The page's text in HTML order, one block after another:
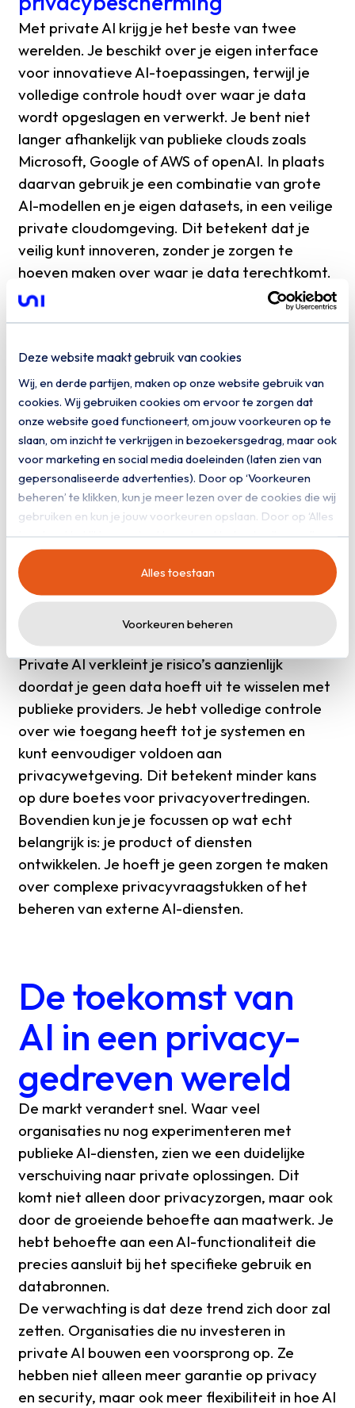
Deze website maakt gebruik van cookies
Wij, en derde partijen, maken op onze website gebruik van
cookies. Wij gebruiken cookies om ervoor te zorgen dat
onze website goed functioneert, om jouw voorkeuren op te
slaan, om inzicht te verkrijgen in bezoekersgedrag, maar ook
voor marketing en social media doeleinden (laten zien van
gepersonaliseerde advertenties). Door op ‘Voorkeuren
beheren’ te klikken, kun je meer lezen over de cookies die wij
gebruiken en kun je jouw voorkeuren opslaan. Door op ‘Alles
toestaan’ te klikken, ga je akkoord met het gebruik van alle
cookies zoals omschreven in onzeprivacy- en
cookieverklaring
Alles toestaan
Voorkeuren beheren
Met private AI krijg je het beste van twee
werelden. Je beschikt over je eigen interface
voor innovatieve AI-toepassingen, terwijl je
volledige controle houdt over waar je data
wordt opgeslagen en verwerkt. Je bent niet
langer afhankelijk van publieke clouds zoals
Microsoft, Google of AWS of openAI. In plaats
daarvan gebruik je een combinatie van grote
AI-modellen en je eigen datasets, in een veilige
private cloudomgeving. Dit betekent dat je
veilig kunt innoveren, zonder je zorgen te
hoeven maken over waar je data terechtkomt.
Vertrouwen van klanten winnen
en behouden
In een tijd waarin privacy steeds belangrijker
wordt, kun je je onderscheiden van de
concurrentie. Door te kiezen voor private AI
laat je zien dat je privacy serieus neemt. Je
kunt volledige transparantie bieden over
dataverwerking en hebt zekerheid over waar
je gegevens blijven – essentieel voor publieke
organisaties of dienstverleners die onder
toezicht staan.
Lagere kans op datalekken en
boetes
Private AI verkleint je risico’s aanzienlijk
doordat je geen data hoeft uit te wisselen met
publieke providers. Je hebt volledige controle
over wie toegang heeft tot je systemen en
kunt eenvoudiger voldoen aan
privacywetgeving. Dit betekent minder kans
op dure boetes voor privacyovertredingen.
Bovendien kun je je focussen op wat echt
belangrijk is: je product of diensten
ontwikkelen. Je hoeft je geen zorgen te maken
over complexe privacyvraagstukken of het
beheren van externe AI-diensten.
De toekomst van
AI in een privacy-
gedreven wereld
De markt verandert snel. Waar veel
organisaties nu nog experimenteren met
publieke AI-diensten, zien we een duidelijke
verschuiving naar private oplossingen. Dit
komt niet alleen door privacyzorgen, maar ook
door de groeiende behoefte aan maatwerk. Je
hebt behoefte aan een AI-functionaliteit die
precies aansluit bij het specifieke gebruik en
databronnen.
De verwachting is dat deze trend zich door zal
zetten. Organisaties die nu investeren in
private AI bouwen een voorsprong op. Ze
hebben niet alleen meer garantie op privacy
en security, maar ook meer flexibiliteit in hoe AI